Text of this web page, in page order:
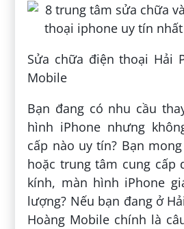
Sửa chữa điện thoại Hải
Mobile
Bạn đang có nhu cầu
hình iPhone nhưng
cấp nào uy tín? Bạn
hoặc trung tâm cung cấp
kính, màn hình iPhone
lượng? Nếu bạn đang ở
Hoàng Mobile chính là